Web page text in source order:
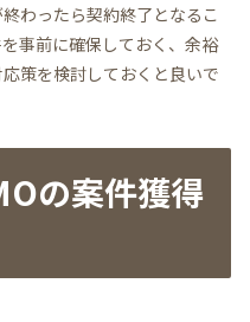
わったら契約終了となるこ
事前に確保しておく、余裕
策を検討しておくと良いで
の案件獲得